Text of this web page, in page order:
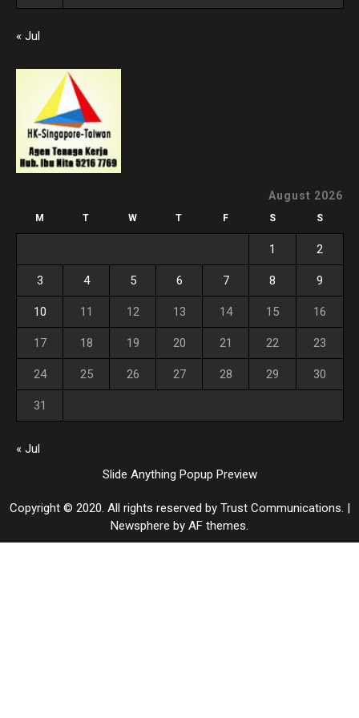
« Jul
August 2026
M T W T F S S
1 2
3 4 5 6 7 8 9
10 11 12 13 14 15 16
17 18 19 20 21 22 23
24 25 26 27 28 29 30
31
« Jul
Slide Anything Popup Preview
Copyright © 2020. All rights reserved by Trust Communications. |
Newsphere by AF themes.